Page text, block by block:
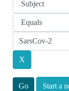
Start a